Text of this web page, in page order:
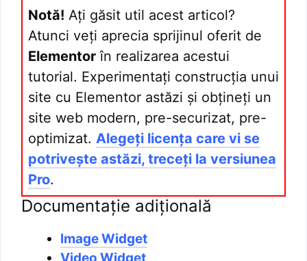
Notă! Ați găsit util acest articol?
Atunci veți aprecia sprijinul oferit de
Elementor în realizarea acestui
tutorial. Experimentați construcția unui
site cu Elementor astăzi și obțineți un
site web modern, pre-securizat, pre-
optimizat. Alegeți licența care vi se
potrivește astăzi, treceți la versiunea
Pro.
Documentație adițională
Image Widget
Video Widget